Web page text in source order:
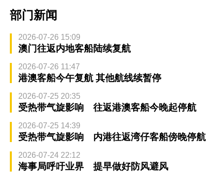
部门新闻
2026-07-26 15:09
澳门往返内地客船陆续复航
2026-07-26 11:47
港澳客船今午复航 其他航线续暂停
2026-07-25 20:35
受热带气旋影响 往返港澳客船今晚起停航
2026-07-25 14:39
受热带气旋影响 内港往返湾仔客船傍晚停航
2026-07-24 22:12
海事局呼吁业界 提早做好防风避风